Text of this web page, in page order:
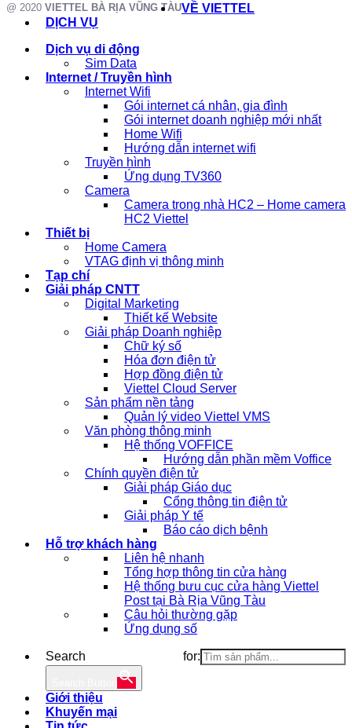
@ 2020 VIETTEL BÀ RỊA VŨNG TÀUVỀ VIETTEL
DỊCH VỤ
Dịch vụ di động
Sim Data
Internet / Truyền hình
Internet Wifi
Gói internet cá nhân, gia đình
Gói internet doanh nghiệp mới nhất
Home Wifi
Hướng dẫn internet wifi
Truyền hình
Ứng dụng TV360
Camera
Camera trong nhà HC2 – Home camera
HC2 Viettel
Thiết bị
Home Camera
VTAG định vị thông minh
Tạp chí
Giải pháp CNTT
Digital Marketing
Thiết kế Website
Giải pháp Doanh nghiệp
Chữ ký số
Hóa đơn điện tử
Hợp đồng điện tử
Viettel Cloud Server
Sản phẩm nền tảng
Quản lý video Viettel VMS
Văn phòng thông minh
Hệ thống VOFFICE
Hướng dẫn phần mềm Voffice
Chính quyền điện tử
Giải pháp Giáo dục
Cổng thông tin điện tử
Giải pháp Y tế
Báo cáo dịch bệnh
Hỗ trợ khách hàng
Liên hệ nhanh
Tổng hợp thông tin cửa hàng
Hệ thống bưu cục cửa hàng Viettel
Post tại Bà Rịa Vũng Tàu
Câu hỏi thường gặp
Ứng dụng số
Search for:
Giới thiệu
Khuyến mại